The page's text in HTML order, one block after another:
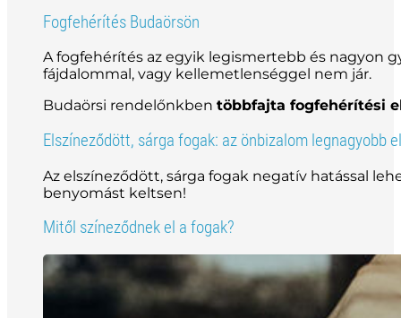
Fogfehérítés Budaörsön
A fogfehérítés az egyik legismertebb és nagyon
fájdalommal, vagy kellemetlenséggel nem jár.
Budaörsi rendelőnkben többfajta fogfehérítési
Elszíneződött, sárga fogak: az önbizalom legnagyobb
Az elszíneződött, sárga fogak negatív hatással
benyomást keltsen!
Mitől színeződnek el a fogak?